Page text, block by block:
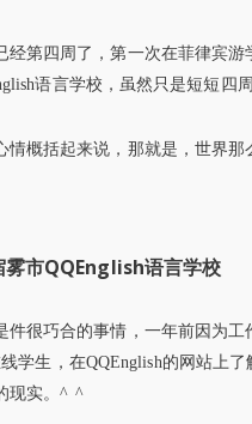
经第四周了，第一次在菲律宾
语言学校，虽然只是短短四
情概括起来说，那就是，世界那
雾市QQEnglish语言学校
件很巧合的事情，一年前因为
线学生，在QQEnglish的网站上
现实。^ ^